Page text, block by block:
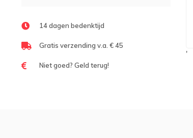
14 dagen bedenktijd
Gratis verzending v.a. € 45
Niet goed? Geld terug!
'